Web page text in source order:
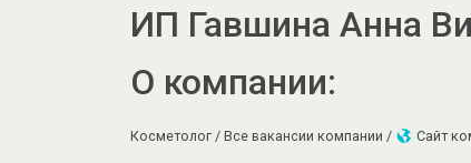
ИП Гавшина Анна
О компании:
Косметолог / Все вакансии компании / Сайт